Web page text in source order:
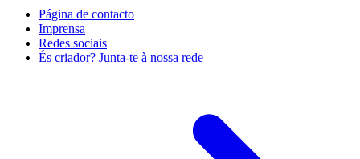
Página de contacto
Imprensa
Redes sociais
És criador? Junta-te à nossa rede